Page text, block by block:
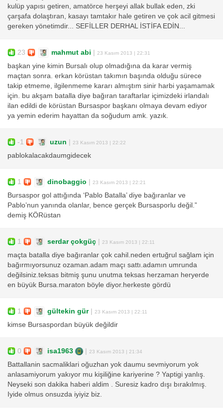
kulüp yapısı getiren, amatörce herşeyi allak bullak eden, zki
çarşafa dolaştıran, kasayı tamtakır hale getiren ve çok acil gitmesi
gereken yönetimdir... SEFİLLER DERHAL İSTİFA EDİN...
23 mahmut abi | 23 Kasım 2013 | 22:31
başkan yine kimin Bursalı olup olmadığına da karar vermiş
maçtan sonra. erkan körüstan takımın başında olduğu sürece
takip etmeme, ilgilenmeme kararı almıştım sinir harbi yaşamamak
için. bu akşam batalla diye bağıran taraftarlar içimizdeki irlandalı
ilan edildi de körüstan Bursaspor başkanı olmaya devam ediyor
ya yemin ederim hayattan da soğudum amk. yazık.
-1 uzun | 23 Kasım 2013 | 22:22
pablokalacakdaumgidecek
1 dinobaggio | 23 Kasım 2013 | 22:21
Bursaspor gol attığında ‘Pablo Batalla’ diye bağıranlar ve
Pablo’nun yanında olanlar, bence gerçek Bursasporlu değil.”
demiş KÖRüstan
1 serdar çokgüç | 23 Kasım 2013 | 22:11
maçta batalla diye bağıranlar çok cahil.neden ertuğrul sağlam için
bağırmıyorsunuz ozaman.adam maçı sattı.adamın umrunda
değilsiniz.teksas bitmiş şunu unutma teksas herzaman heryerde
en büyük Bursa.maraton böyle diyor.herkeste gördü
1 gültekin gür| 23 Kasım 2013 | 22:11
kimse Bursaspordan büyük değildir
0 isa1963 | 23 Kasım 2013 | 21:34
Battallanin sacmaliklari oğuzhan yok daumu sevmiyorum yok
anlasamiyorum yakıyor mu kişiliğine kariyerine ? Yaptigi yanlış.
Neyseki son dakika haberi aldim . Suresiz kadro dışı bırakılmış.
Iyide olmus onsuzda iyiyiz biz.